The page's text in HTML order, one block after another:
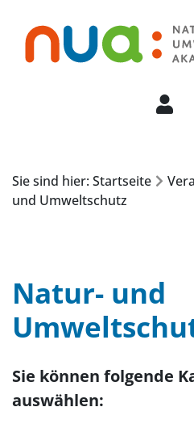
Sie sind hier: Startseite
und Umweltschutz
Natur- und
Sie können folgende
auswählen: